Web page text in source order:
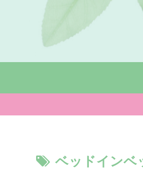
ベッドインベ